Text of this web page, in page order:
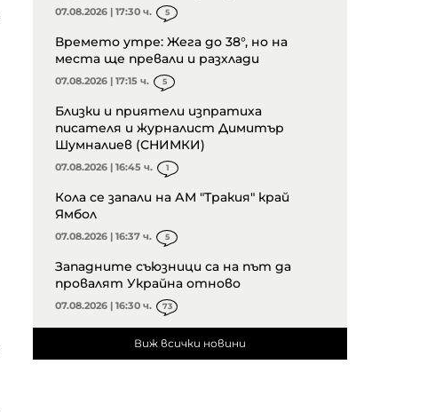
07.08.2026 | 17:30 ч. 5
Времето утре: Жега до 38°, но на
места ще превали и разхлади
07.08.2026 | 17:15 ч. 5
Близки и приятели изпратиха
писателя и журналист Димитър
Шумналиев (СНИМКИ)
07.08.2026 | 16:45 ч. 1
Кола се запали на АМ "Тракия" край
Ямбол
07.08.2026 | 16:37 ч. 5
Западните съюзници са на път да
провалят Украйна отново
07.08.2026 | 16:30 ч. 73
Виж всички новини